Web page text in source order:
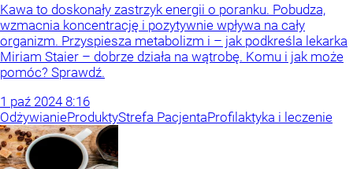
Kawa to doskonały zastrzyk energii o poranku. Pobudza,
wzmacnia koncentrację i pozytywnie wpływa na cały
organizm. Przyspiesza metabolizm i – jak podkreśla lekarka
Miriam Staier – dobrze działa na wątrobę. Komu i jak może
pomóc? Sprawdź.
1 paź 2024 8:16
OdżywianieProduktyStrefa PacjentaProfilaktyka i leczenie